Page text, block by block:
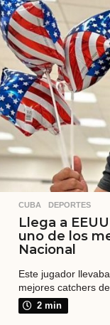
CUBA ,DEPORTES
Llega a
uno de los
Nacional
Este jugador
mejores catchers
2 min